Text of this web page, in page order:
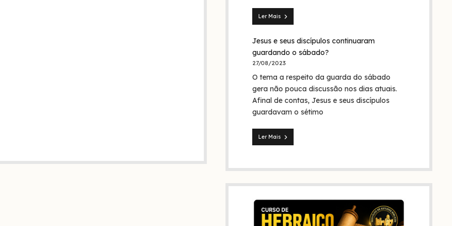
Ler Mais
Seita
nazarenos:
quem
foram
na
Bíblia
e
história?
Jesus e seus discípulos continuaram
guardando o sábado?
27/08/2023
O tema a respeito da guarda do sábado
gera não pouca discussão nos dias atuais.
Afinal de contas, Jesus e seus discípulos
guardavam o sétimo
Ler Mais
Jesus
o
sábado?